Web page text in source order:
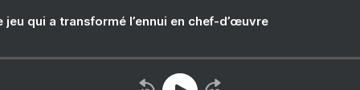
jeu qui a transformé l’ennui en chef-d’œuvre